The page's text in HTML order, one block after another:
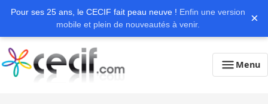
Pour ses 25 ans, le CECIF fait peau neuve ! Enfin une version
mobile et plein de nouveautés à venir.
×
Menu